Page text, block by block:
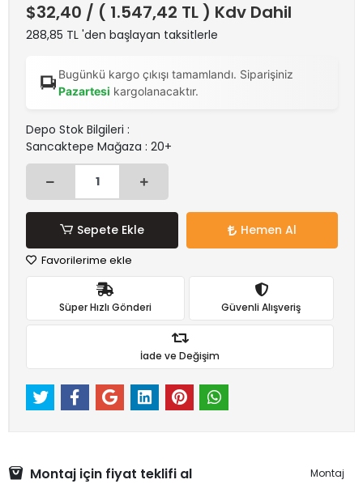
$32,40 / ( 1.547,42 TL ) Kdv Dahil
288,85 TL 'den başlayan taksitlerle
Bugünkü kargo çıkışı tamamlandı. Siparişiniz
Pazartesi kargolanacaktır.
Depo Stok Bilgileri :
Sancaktepe Mağaza : 20+
Sepete Ekle Hemen Al
Favorilerime ekle
Süper Hızlı Gönderi Güvenli Alışveriş
İade ve Değişim
Montaj için fiyat teklifi al Montaj